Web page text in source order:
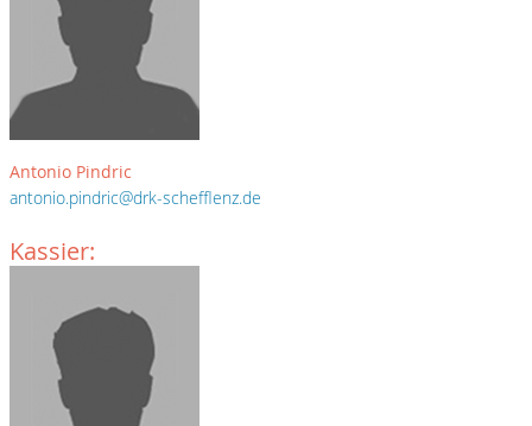
Antonio Pindric
antonio.pindric@drk-schefflenz.de
Kassier: